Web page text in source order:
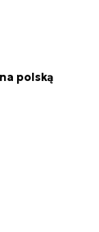
polską